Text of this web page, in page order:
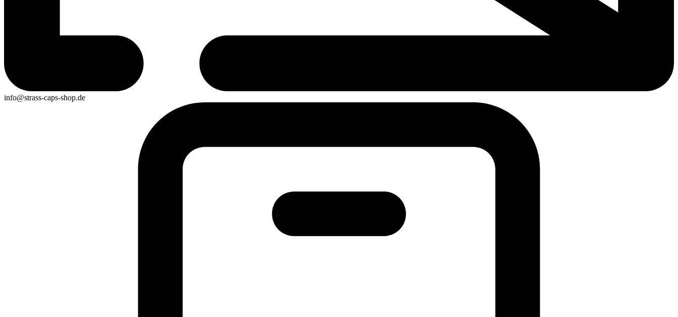
info@strass-caps-shop.de